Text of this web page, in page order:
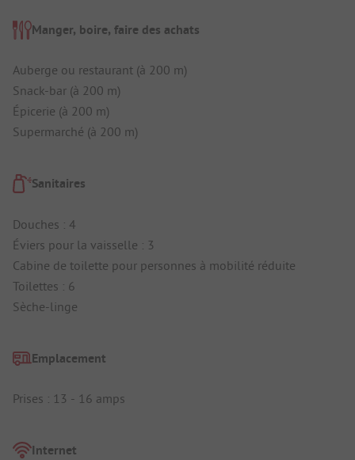
Manger, boire, faire des achats
Auberge ou restaurant (à 200 m)
Snack-bar (à 200 m)
Épicerie (à 200 m)
Supermarché (à 200 m)
Sanitaires
Douches : 4
Éviers pour la vaisselle : 3
Cabine de toilette pour personnes à mobilité réduite
Toilettes : 6
Sèche-linge
Emplacement
Prises : 13 - 16 amps
Internet